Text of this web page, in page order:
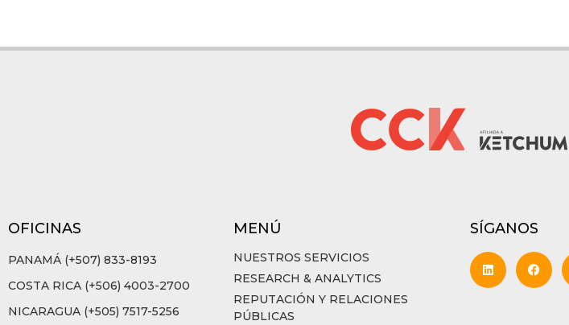
OFICINAS
PANAMÁ (+507) 833-8193
COSTA RICA (+506) 4003-2700
NICARAGUA (+505) 7517-5256
MENÚ
NUESTROS SERVICIOS
RESEARCH & ANALYTICS
REPUTACIÓN Y RELACIONES
PÚBLICAS
SÍGANOS